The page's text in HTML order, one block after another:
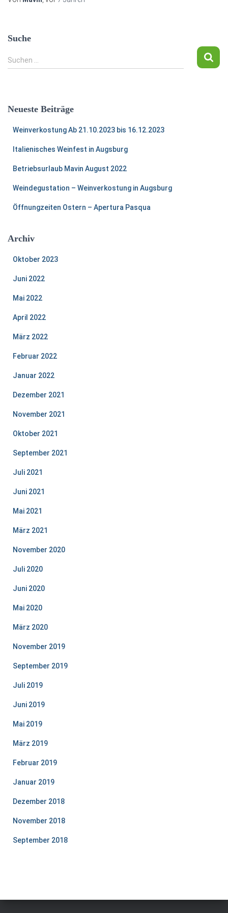
Suche
S
u
n
Suchen …
Neueste Beiträge
Weinverkostung Ab 21.10.2023 bis 16.12.2023
Italienisches Weinfest in Augsburg
Betriebsurlaub Mavin August 2022
Weindegustation – Weinverkostung in Augsburg
Öffnungzeiten Ostern – Apertura Pasqua
Archiv
Oktober 2023
Juni 2022
Mai 2022
April 2022
März 2022
Februar 2022
Januar 2022
Dezember 2021
November 2021
Oktober 2021
September 2021
Juli 2021
Juni 2021
Mai 2021
März 2021
November 2020
Juli 2020
Juni 2020
Mai 2020
März 2020
November 2019
September 2019
Juli 2019
Juni 2019
Mai 2019
März 2019
Februar 2019
Januar 2019
Dezember 2018
November 2018
September 2018